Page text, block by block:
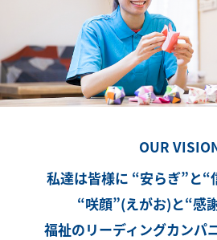
OUR
私達は皆様に “安らぎ”と“
“咲顔”(えがお)と“感
福祉のリーディングカンパ